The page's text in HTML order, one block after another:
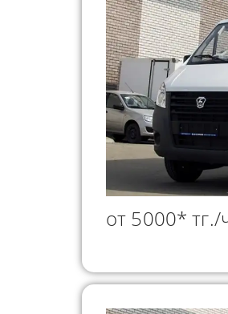
от 5000* тг./